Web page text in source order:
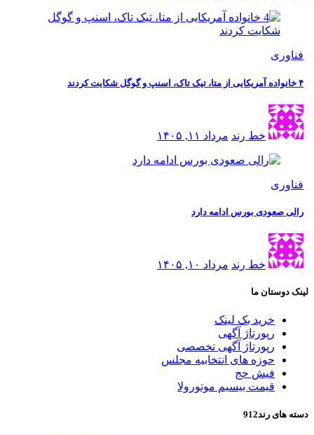
فناوری
۴ خانواده آمریکایی از متا، تیک تاک، اسنپ و گوگل شکایت کردند
خط رند مرداد ۱۱, ۱۴۰۵
فناوری
رالی صعودی بورس ادامه دارد
خط رند مرداد ۱۰, ۱۴۰۵
لینک دوستان ما
خرید بک لینک
رپورتاژ آگهی
رپورتاژ آگهی تخصصی
حوزه های انتخابیه مجلس
فیش حج
قیمت بیسیم موتورولا
دسته های رند912